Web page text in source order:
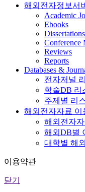
해외전자정보서
Academic
Ebooks
Dissertations
Conference
Reviews
Reports
Databases &
전자저널
학술DB 리
주제별 리
해외전자자료 이
해외전자
해외DB별
대학별 해
이용약관
닫기